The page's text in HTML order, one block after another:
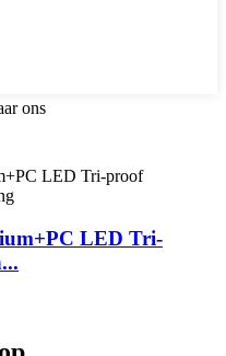
ons
LED Tri-